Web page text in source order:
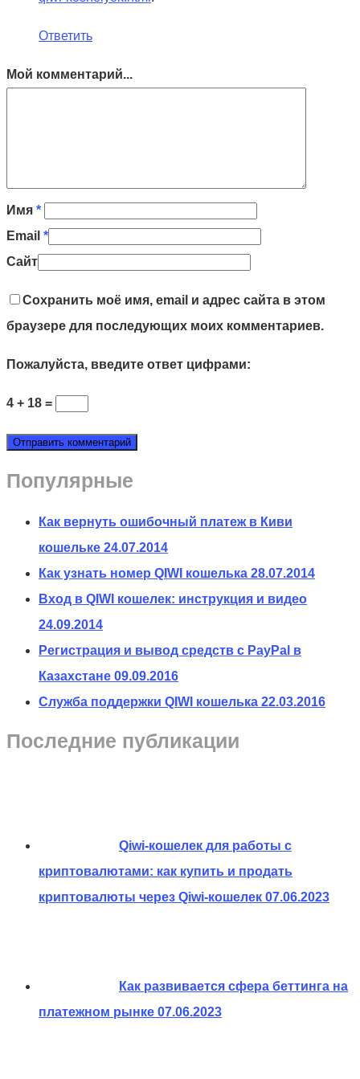
Ответить
Мой комментарий...
Имя *
Email *
Сайт
Сохранить моё имя, email и адрес сайта в этом
браузере для последующих моих комментариев.
Пожалуйста, введите ответ цифрами:
4 + 18 =
Популярные
Как вернуть ошибочный платеж в Киви
кошельке 24.07.2014
Как узнать номер QIWI кошелька 28.07.2014
Вход в QIWI кошелек: инструкция и видео
24.09.2014
Регистрация и вывод средств с PayPal в
Казахстане 09.09.2016
Служба поддержки QIWI кошелька 22.03.2016
Последние публикации
Qiwi-кошелек для работы с
криптовалютами: как купить и продать
криптовалюты через Qiwi-кошелек 07.06.2023
Как развивается сфера беттинга на
платежном рынке 07.06.2023